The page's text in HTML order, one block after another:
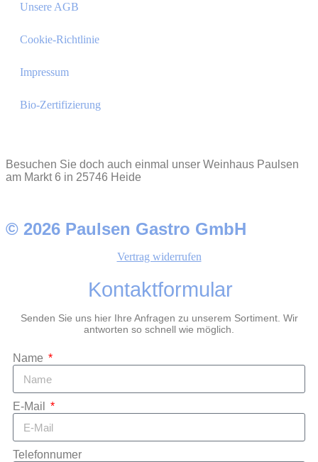
Unsere AGB
Cookie-Richtlinie
Impressum
Bio-Zertifizierung
Besuchen Sie doch auch einmal unser Weinhaus Paulsen
am Markt 6 in 25746 Heide
© 2026 Paulsen Gastro GmbH
Vertrag widerrufen
Kontaktformular
Senden Sie uns hier Ihre Anfragen zu unserem Sortiment. Wir
antworten so schnell wie möglich.
Name
E-Mail
Telefonnumer